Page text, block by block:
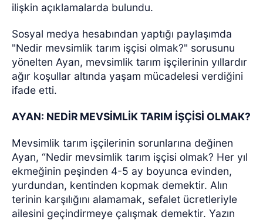
ilişkin açıklamalarda bulundu.
Sosyal medya hesabından yaptığı paylaşımda
"Nedir mevsimlik tarım işçisi olmak?" sorusunu
yönelten Ayan, mevsimlik tarım işçilerinin yıllardır
ağır koşullar altında yaşam mücadelesi verdiğini
ifade etti.
AYAN: NEDİR MEVSİMLİK TARIM İŞÇİSİ OLMAK?
Mevsimlik tarım işçilerinin sorunlarına değinen
Ayan, “Nedir mevsimlik tarım işçisi olmak? Her yıl
ekmeğinin peşinden 4-5 ay boyunca evinden,
yurdundan, kentinden kopmak demektir. Alın
terinin karşılığını alamamak, sefalet ücretleriyle
ailesini geçindirmeye çalışmak demektir. Yazın